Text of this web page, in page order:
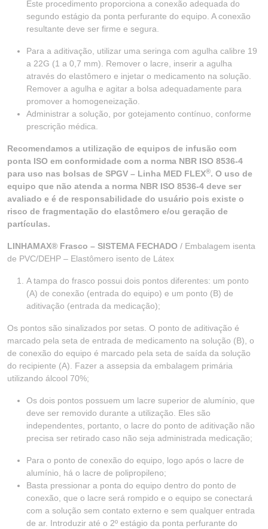
Este procedimento proporciona a conexão adequada do
segundo estágio da ponta perfurante do equipo. A conexão
resultante deve ser firme e segura.
Para a aditivação, utilizar uma seringa com agulha calibre 19
a 22G (1 a 0,7 mm). Remover o lacre, inserir a agulha
através do elastômero e injetar o medicamento na solução.
Remover a agulha e agitar a bolsa adequadamente para
promover a homogeneização.
Administrar a solução, por gotejamento contínuo, conforme
prescrição médica.
Recomendamos a utilização de equipos de infusão com
ponta ISO em conformidade com a norma NBR ISO 8536-4
para uso nas bolsas de SPGV – Linha MED FLEX®. O uso de
equipo que não atenda a norma NBR ISO 8536-4 deve ser
avaliado e é de responsabilidade do usuário pois existe o
risco de fragmentação do elastômero e/ou geração de
partículas.
LINHAMAX® Frasco – SISTEMA FECHADO / Embalagem isenta
de PVC/DEHP – Elastômero isento de Látex
A tampa do frasco possui dois pontos diferentes: um ponto
(A) de conexão (entrada do equipo) e um ponto (B) de
aditivação (entrada da medicação);
Os pontos são sinalizados por setas. O ponto de aditivação é
marcado pela seta de entrada de medicamento na solução (B), o
de conexão do equipo é marcado pela seta de saída da solução
do recipiente (A). Fazer a assepsia da embalagem primária
utilizando álcool 70%;
Os dois pontos possuem um lacre superior de alumínio, que
deve ser removido durante a utilização. Eles são
independentes, portanto, o lacre do ponto de aditivação não
precisa ser retirado caso não seja administrada medicação;
Para o ponto de conexão do equipo, logo após o lacre de
alumínio, há o lacre de polipropileno;
Basta pressionar a ponta do equipo dentro do ponto de
conexão, que o lacre será rompido e o equipo se conectará
com a solução sem contato externo e sem qualquer entrada
de ar. Introduzir até o 2º estágio da ponta perfurante do